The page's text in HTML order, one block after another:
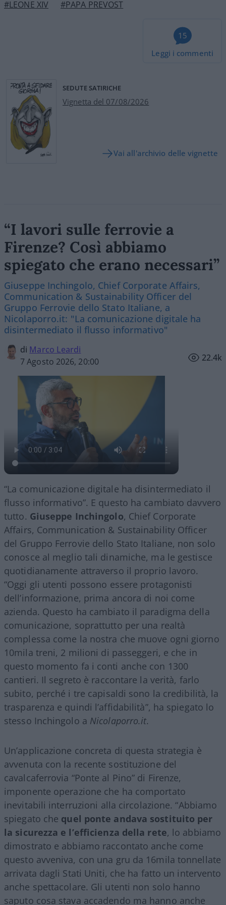
#LEONE XIV #PAPA PREVOST
15
Leggi i commenti
SEDUTE SATIRICHE
Vignetta del 07/08/2026
Vai all'archivio delle vignette
“I lavori sulle ferrovie a
Firenze? Così abbiamo
spiegato che erano necessari”
Giuseppe Inchingolo, Chief Corporate Affairs,
Communication & Sustainability Officer del
Gruppo Ferrovie dello Stato Italiane, a
Nicolaporro.it: "La comunicazione digitale ha
disintermediato il flusso informativo"
di Marco Leardi
7 Agosto 2026, 20:00
22.4k
“La comunicazione digitale ha disintermediato il
flusso informativo”. E questo ha cambiato davvero
tutto. Giuseppe Inchingolo, Chief Corporate
Affairs, Communication & Sustainability Officer
del Gruppo Ferrovie dello Stato Italiane, non solo
conosce al meglio tali dinamiche, ma le gestisce
quotidianamente attraverso il proprio lavoro.
“Oggi gli utenti possono essere protagonisti
dell’informazione, prima ancora di noi come
azienda. Questo ha cambiato il paradigma della
comunicazione, soprattutto per una realtà
complessa come la nostra che muove ogni giorno
10mila treni, 2 milioni di passeggeri, e che in
questo momento fa i conti anche con 1300
cantieri. Il segreto è raccontare la verità, farlo
subito, perché i tre capisaldi sono la credibilità, la
trasparenza e quindi l’affidabilità”, ha spiegato lo
stesso Inchingolo a Nicolaporro.it.
Un’applicazione concreta di questa strategia è
avvenuta con la recente sostituzione del
cavalcaferrovia “Ponte al Pino” di Firenze,
imponente operazione che ha comportato
inevitabili interruzioni alla circolazione. “Abbiamo
spiegato che quel ponte andava sostituito per
la sicurezza e l’efficienza della rete, lo abbiamo
dimostrato e abbiamo raccontato anche come
questo avveniva, con una gru da 16mila tonnellate
arrivata dagli Stati Uniti, che ha fatto un intervento
anche spettacolare. Gli utenti non solo hanno
saputo cosa stava accadendo ma hanno anche